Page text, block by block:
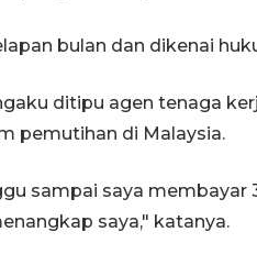
bulan dan dikenai
ditipu agen tenaga
pemutihan di Malaysia.
sampai saya membayar
saya," katanya.